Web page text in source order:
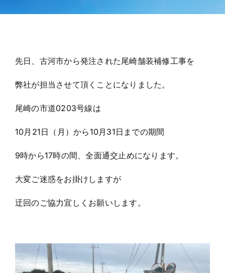
お知らせ
採用情報
先日、古河市から発注された尾崎舗装補修工事を
弊社が担当させて頂くことになりました。
尾崎の市道0203号線は
10月21日（月）から10月31日までの期間
9時から17時の間、全面通交止めになります。
大変ご迷惑をお掛けしますが
迂回のご協力宜しくお願いします。